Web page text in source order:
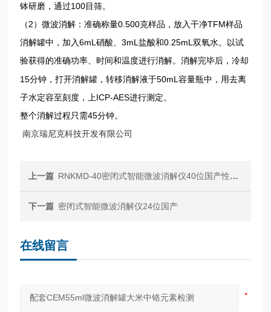
钵研磨，通过100目筛。
（2）微波消解：准确称量0.500克样品，放入干净TFM样品
消解罐中，加入6mL硝酸、3mL盐酸和0.25mL双氧水。以试
验获得的准确功率、时间和温度进行消解。消解完毕后，冷却
15分钟，打开消解罐，转移消解液于50mL容量瓶中，用去离
子水定容至刻度，上ICP-AES进行测定。
整个消解过程只需45分钟。
南京瑞尼克科技开发有限公司
上一篇 RNKMD-40密闭式智能微波消解仪40位国产性价比高
下一篇 密闭式智能微波消解仪24位国产
在线留言